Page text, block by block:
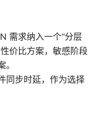
需求纳入一个“分层
价比方案，敏感阶段
同步时延，作为选择